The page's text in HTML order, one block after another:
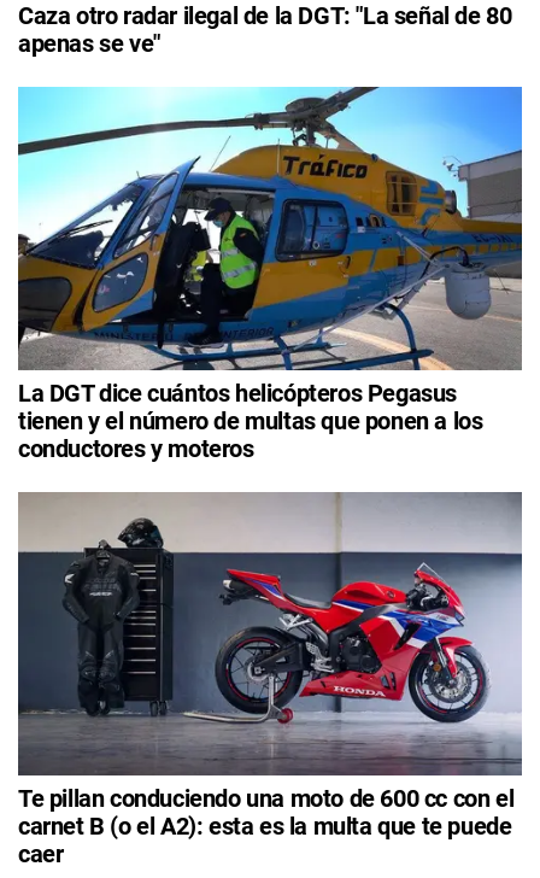
Caza otro radar ilegal de la DGT: "La señal de 80
apenas se ve"
La DGT dice cuántos helicópteros Pegasus
tienen y el número de multas que ponen a los
conductores y moteros
Te pillan conduciendo una moto de 600 cc con el
carnet B (o el A2): esta es la multa que te puede
caer